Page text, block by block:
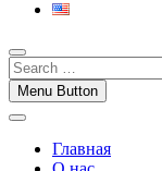
Menu Button
Главная